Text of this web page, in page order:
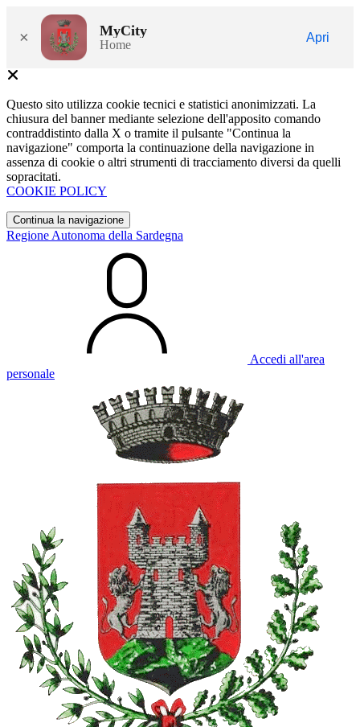
× MyCity
Home
Apri
Questo sito utilizza cookie tecnici e statistici anonimizzati. La
chiusura del banner mediante selezione dell'apposito comando
contraddistinto dalla X o tramite il pulsante "Continua la
navigazione" comporta la continuazione della navigazione in
assenza di cookie o altri strumenti di tracciamento diversi da quelli
sopracitati.
COOKIE POLICY
Continua la navigazione
Regione Autonoma della Sardegna
Accedi all'area
personale